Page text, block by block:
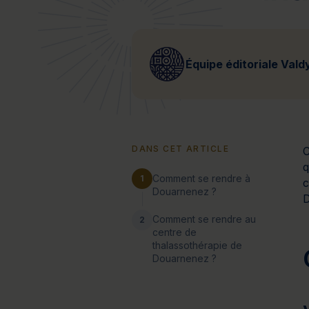
Équipe éditoriale
DANS CET ARTICLE
1
Comment se rendre à
Douarnenez ?
2
Comment se rendre au
centre de
thalassothérapie de
Douarnenez ?